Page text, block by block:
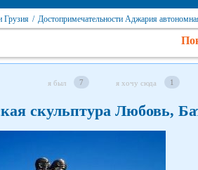
Грузия / Достопримечательности Аджария
я был 7 я хочу сюда 1
скульптура Любовь,